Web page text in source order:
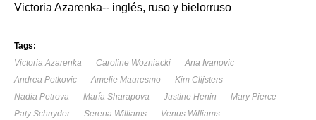
Victoria Azarenka-- inglés, ruso y bielorruso
Tags:
Victoria Azarenka
Caroline Wozniacki
Ana Ivanovic
Andrea Petkovic
Amelie Mauresmo
Kim Clijsters
Nadia Petrova
María Sharapova Justine Henin
Mary Pierce
Paty Schnyder
Serena Williams
Venus Williams